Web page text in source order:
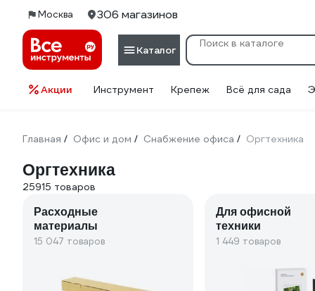
Москва 306 магазинов
Каталог
Акции Инструмент Крепеж Всё для сада
Главная / Офис и дом / Снабжение офиса / Оргтехника
Оргтехника
25915 товаров
Расходные
материалы
15 047 товаров
Для офисной
техники
1 449 товаров